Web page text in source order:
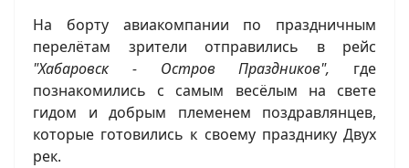
На борту авиакомпании по праздничным
перелётам зрители отправились в рейс
"Хабаровск - Остров Праздников", где
познакомились с самым весёлым на свете
гидом и добрым племенем поздравлянцев,
которые готовились к своему празднику Двух
рек.